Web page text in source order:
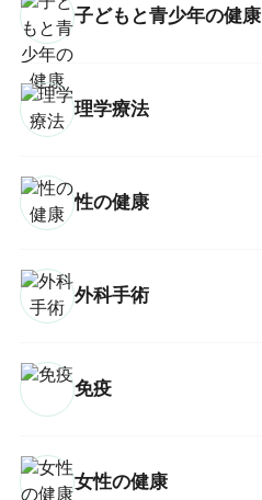
子どもと青少年の健康
理学療法
性の健康
外科手術
免疫
女性の健康